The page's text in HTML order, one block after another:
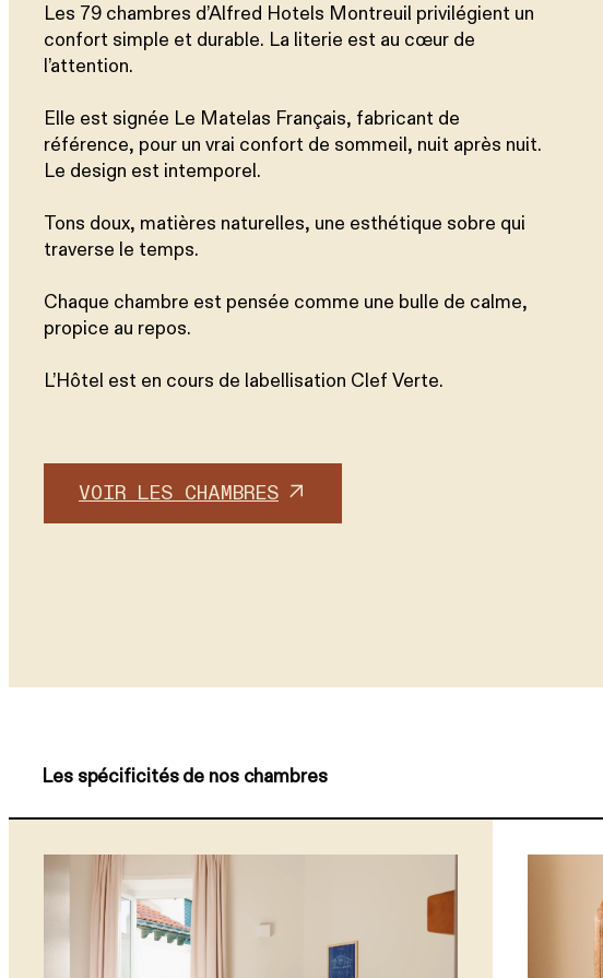
Les 79 chambres d’Alfred Hotels Montreuil privilégient un
confort simple et durable. La literie est au cœur de
l’attention.
Elle est signée Le Matelas Français, fabricant de
référence, pour un vrai confort de sommeil, nuit après nuit.
Le design est intemporel.
Tons doux, matières naturelles, une esthétique sobre qui
traverse le temps.
Chaque chambre est pensée comme une bulle de calme,
propice au repos.
L’Hôtel est en cours de labellisation Clef Verte.
VOIR LES CHAMBRES
Les spécificités de nos chambres